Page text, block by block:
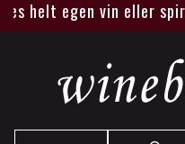
egen vin eller